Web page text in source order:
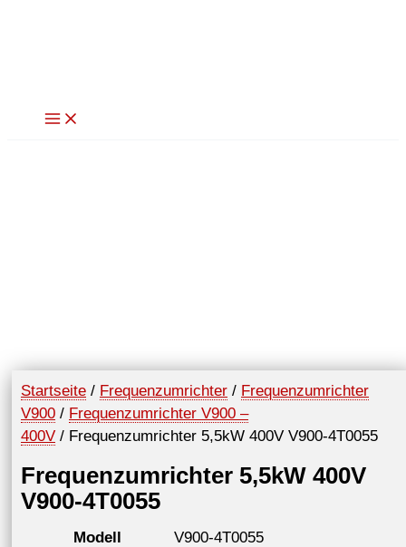
Startseite / Frequenzumrichter / Frequenzumrichter
V900 / Frequenzumrichter V900 –
400V / Frequenzumrichter 5,5kW 400V V900-4T0055
Frequenzumrichter 5,5kW 400V
V900-4T0055
Modell
V900-4T0055